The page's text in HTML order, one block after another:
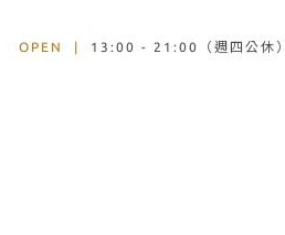
OPEN | 13:00 - 21:00（週四公休）